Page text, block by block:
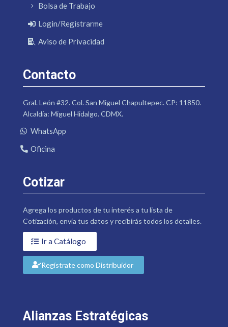
Bolsa de Trabajo
Login/Registrarme
Aviso de Privacidad
Contacto
Gral. León #32. Col. San Miguel Chapultepec. CP: 11850.
Alcaldía: Miguel Hidalgo. CDMX.
WhatsApp
Oficina
Cotizar
Agrega los productos de tu interés a tu lista de
Cotización, envía tus datos y recibirás todos los detalles.
Ir a Catálogo
Regístrate como Distribuidor
Alianzas Estratégicas